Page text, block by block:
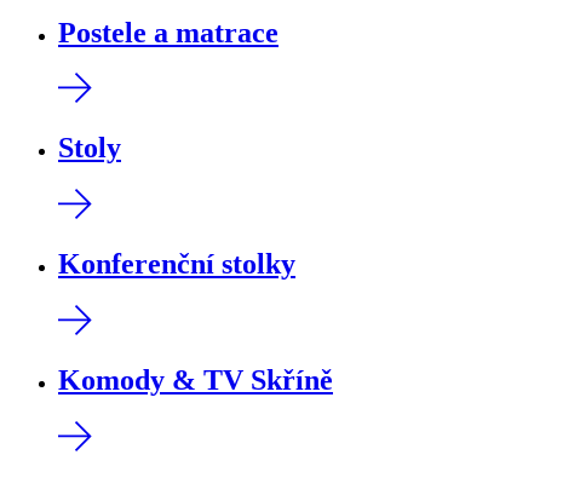
Postele a matrace
Stoly
Konferenční stolky
Komody & TV Skříně